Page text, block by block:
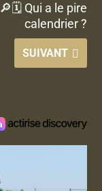
🔎🗓 Qui a le pire
calendrier ?
SUIVANT